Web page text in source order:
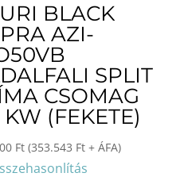
BLACK
AZI-
SPLIT
CSOMAG
KW (FEKETE)
Ft (353.543 Ft + ÁFA)